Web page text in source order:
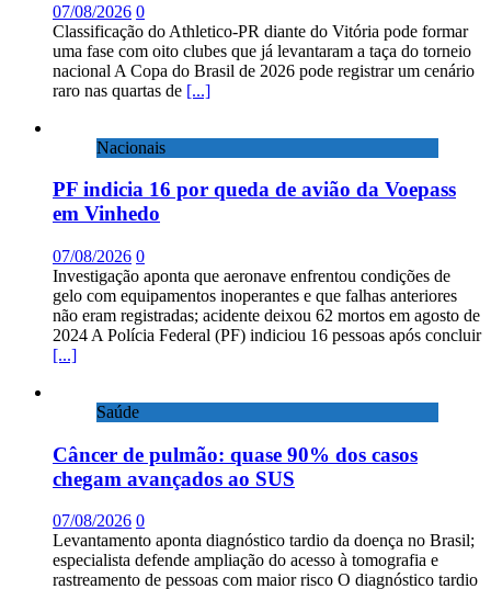
07/08/2026 0
Classificação do Athletico-PR diante do Vitória pode formar
uma fase com oito clubes que já levantaram a taça do torneio
nacional A Copa do Brasil de 2026 pode registrar um cenário
raro nas quartas de [...]
Nacionais
PF indicia 16 por queda de avião da Voepass
em Vinhedo
07/08/2026 0
Investigação aponta que aeronave enfrentou condições de
gelo com equipamentos inoperantes e que falhas anteriores
não eram registradas; acidente deixou 62 mortos em agosto de
2024 A Polícia Federal (PF) indiciou 16 pessoas após concluir
[...]
Saúde
Câncer de pulmão: quase 90% dos casos
chegam avançados ao SUS
07/08/2026 0
Levantamento aponta diagnóstico tardio da doença no Brasil;
especialista defende ampliação do acesso à tomografia e
rastreamento de pessoas com maior risco O diagnóstico tardio